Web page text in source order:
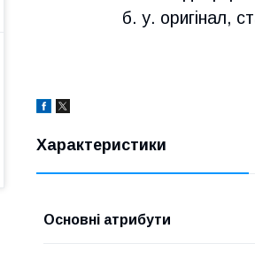
б. у. оригінал,
Характеристики
Основні атрибути